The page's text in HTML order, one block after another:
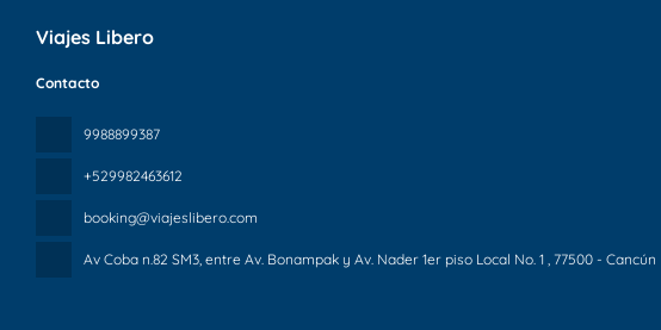
Viajes Libero
Contacto
9988899387
+529982463612
booking@viajeslibero.com
Av Coba n.82 SM3, entre Av. Bonampak y Av. Nader 1er piso Local No. 1 , 77500 - Cancún